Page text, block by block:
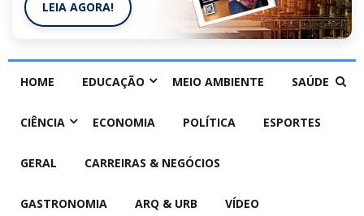
LEIA AGORA!
HOME EDUCAÇÃO MEIO AMBIENTE SAÚDE
CIÊNCIA ECONOMIA POLÍTICA ESPORTES
GERAL CARREIRAS & NEGÓCIOS
GASTRONOMIA ARQ & URB VÍDEO